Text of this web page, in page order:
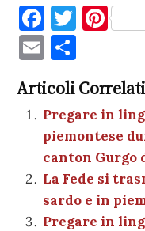
F
a
c
e
b
o
o
k
T
te
r
Pi
es
t
E
m
ai
l
n
di
vi
di
Articoli
Pregare in
piemontese
canton Gurgo
La Fede si
sardo e in
Pregare in